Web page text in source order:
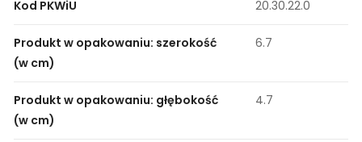
Kod PKWiU 20.30.22.0
Produkt w opakowaniu: szerokość
(w cm)
6.7
Produkt w opakowaniu: głębokość
(w cm)
4.7